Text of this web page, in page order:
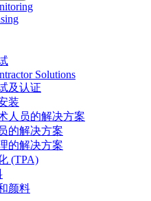
Solutions
及认证
装
人员的解决方案
的解决方案
的解决方案
(TPA)
颜料